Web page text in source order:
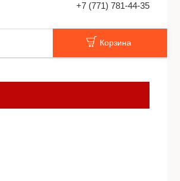
+7 (771) 781-44-35
Корзина